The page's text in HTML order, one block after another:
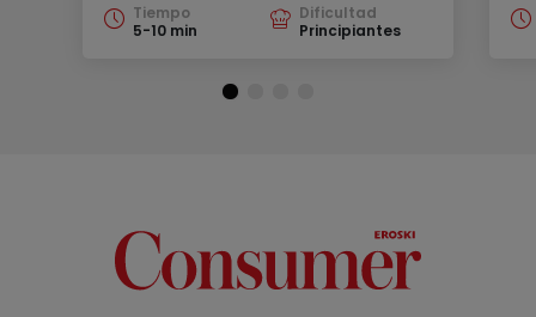
Tiempo
5-10 min
Dificultad
Principiantes